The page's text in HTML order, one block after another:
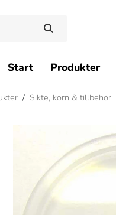
Start Produkter
/ Sikte, korn & tillbehör